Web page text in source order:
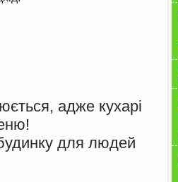
адже кухарі
для людей